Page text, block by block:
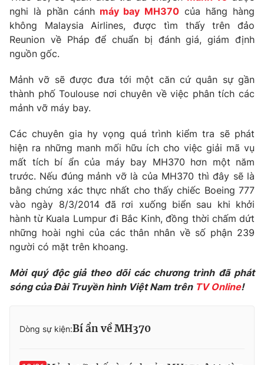
Thế giới đó đây
Câu chuyện quốc tế
Tài chính
Thị trường
Dữ liệu và đời sống
Phim VTV
Hậu trường
Nhân vật
Khán giả
Giải sao mai
Giải trí
Âm nhạc
Sao
Đời sống
Du lịch
Làm đẹp
Chất lượng cuộc sống
Giáo dục
Tuyển sinh
Học trực tuyến
Công nghệ
Hitech Công nghệ tương lai
Sản phẩm
Thị trường
Giao lưu trực tuyến
Lịch phát sóng
Emagazine Podcast
nghi là phần cánh máy bay MH370 của hãng hàng
không Malaysia Airlines, được tìm thấy trên đảo
Reunion về Pháp để chuẩn bị đánh giá, giám định
nguồn gốc.
Mảnh vỡ sẽ được đưa tới một căn cứ quân sự gần
thành phố Toulouse nơi chuyên về việc phân tích các
mảnh vỡ máy bay.
Các chuyên gia hy vọng quá trình kiểm tra sẽ phát
hiện ra những manh mối hữu ích cho việc giải mã vụ
mất tích bí ẩn của máy bay MH370 hơn một năm
trước. Nếu đúng mảnh vỡ là của MH370 thì đây sẽ là
bằng chứng xác thực nhất cho thấy chiếc Boeing 777
vào ngày 8/3/2014 đã rơi xuống biển sau khi khởi
hành từ Kuala Lumpur đi Bắc Kinh, đồng thời chấm dứt
những hoài nghi của các thân nhân về số phận 239
người có mặt trên khoang.
Mời quý độc giả theo dõi các chương trình đã phát
sóng của Đài Truyền hình Việt Nam trên TV Online!
Dòng sự kiện:Bí ẩn về MH370